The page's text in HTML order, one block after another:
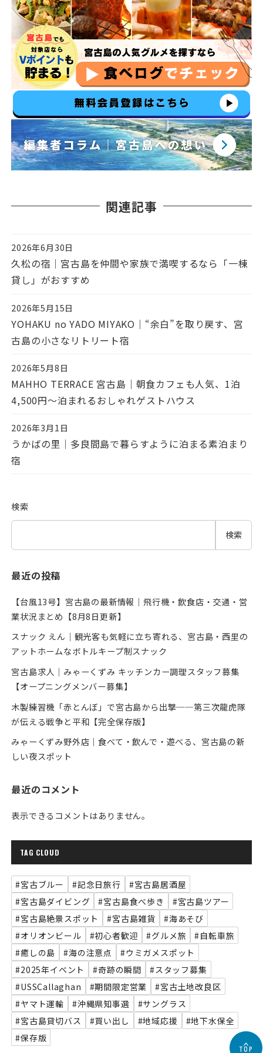
関連記事
投稿日
2026年6月30日
久松の宿｜宮古島を仲間や家族で満喫するなら「一棟
貸し」がおすすめ
投稿日
2026年5月15日
YOHAKU no YADO MIYAKO｜“余白”を取り戻す、宮
古島の小さなリトリート宿
投稿日
2026年5月8日
MAHHO TERRACE 宮古島｜朝食カフェも人気、1泊
4,500円〜泊まれるおしゃれゲストハウス
投稿日
2026年3月1日
うかばの里｜多良間島で暮らすように泊まる素泊まり
宿
検索
検索
最近の投稿
【台風13号】宮古島の最新情報｜飛行機・飲食店・交通・営
業状況まとめ【8月8日更新】
スナック えん｜観光客も気軽に立ち寄れる、宮古島・西里の
アットホームなボトルキープ制スナック
宮古島求人｜みゃーくずみ キッチンカー調理スタッフ募集
【オープニングメンバー募集】
木製練習機「赤とんぼ」で宮古島から出撃──第三次龍虎隊
が伝える戦争と平和【完全保存版】
みゃーくずみ野外店｜食べて・飲んで・遊べる、宮古島の新
しい夜スポット
最近のコメント
表示できるコメントはありません。
TAG CLOUD
#宮古ブルー #記念日旅行
#宮古島居酒屋
#宮古島ダイビング
#宮古島食べ歩き
#宮古島ツアー
#宮古島絶景スポット
#宮古島雑貨
#海あそび
#オリオンビール
#初心者歓迎 #グルメ旅
#自転車旅
#癒しの島
#海の注意点
#ウミガメスポット
#2025年イベント
#奇跡の瞬間
#スタッフ募集
#USSCallaghan
#期間限定営業
#宮古土地改良区
#ヤマト運輸
#沖縄県知事選
#サングラス
#宮古島貸切バス
#買い出し #地域応援
#地下水保全
#保存版
TOP